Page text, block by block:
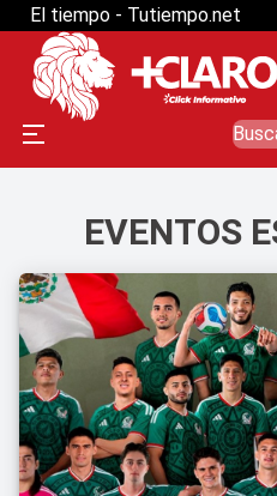
El tiempo - Tutiempo.net
EVENTOS